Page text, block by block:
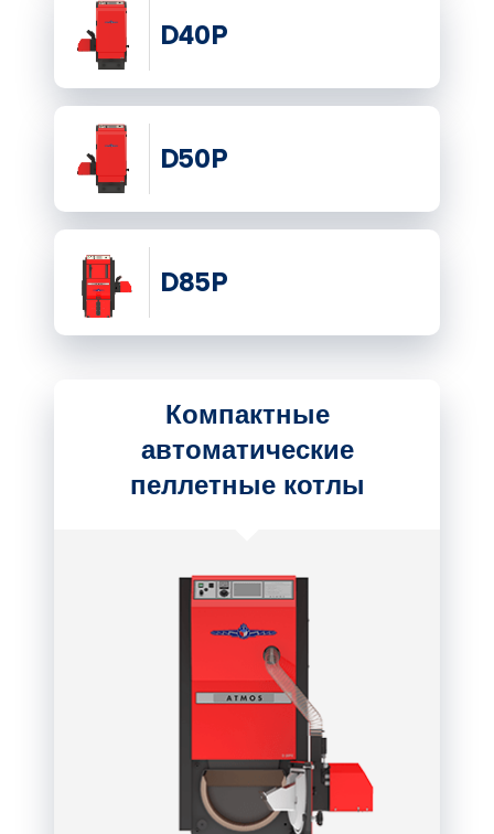
D40P
D50P
D85P
Компактные
автоматические
пеллетные котлы